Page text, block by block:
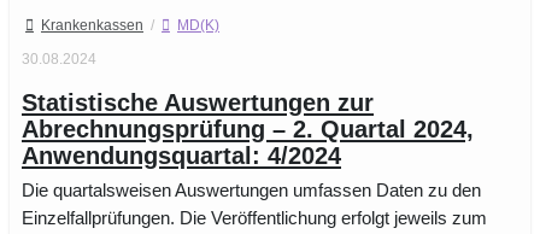
Krankenkassen /
MD(K)
30.08.2024
Statistische Auswertungen zur
Abrechnungsprüfung – 2. Quartal 2024,
Anwendungsquartal: 4/2024
Die quartalsweisen Auswertungen umfassen Daten zu den
Einzelfallprüfungen. Die Veröffentlichung erfolgt jeweils zum